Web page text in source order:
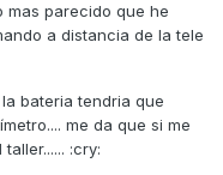
mas parecido que he
a distancia de la tele
bateria tendria que
me da que si me
:cry: